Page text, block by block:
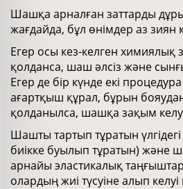
Шашқа арналған заттарды
жағдайда, бұл өнімдер аз зиян
Егер осы кез-келген химиялық
қолданса, шаш әлсіз және
Егер де бір күнде екі
ағартқыш құрал, бұрын
қолданылса, шашқа зақым
Шашты тартып тұратын
биікке буылып тұратын) және
арнайы эластикалық
олардың жиі түсуіне алып келуі